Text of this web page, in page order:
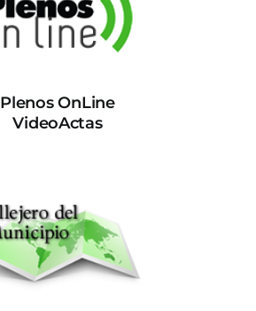
Plenos OnLine
VideoActas